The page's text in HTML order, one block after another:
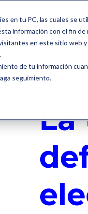
en tu PC, las cuales se
información con el fin
en este sitio web
de tu información
seguimiento.
La